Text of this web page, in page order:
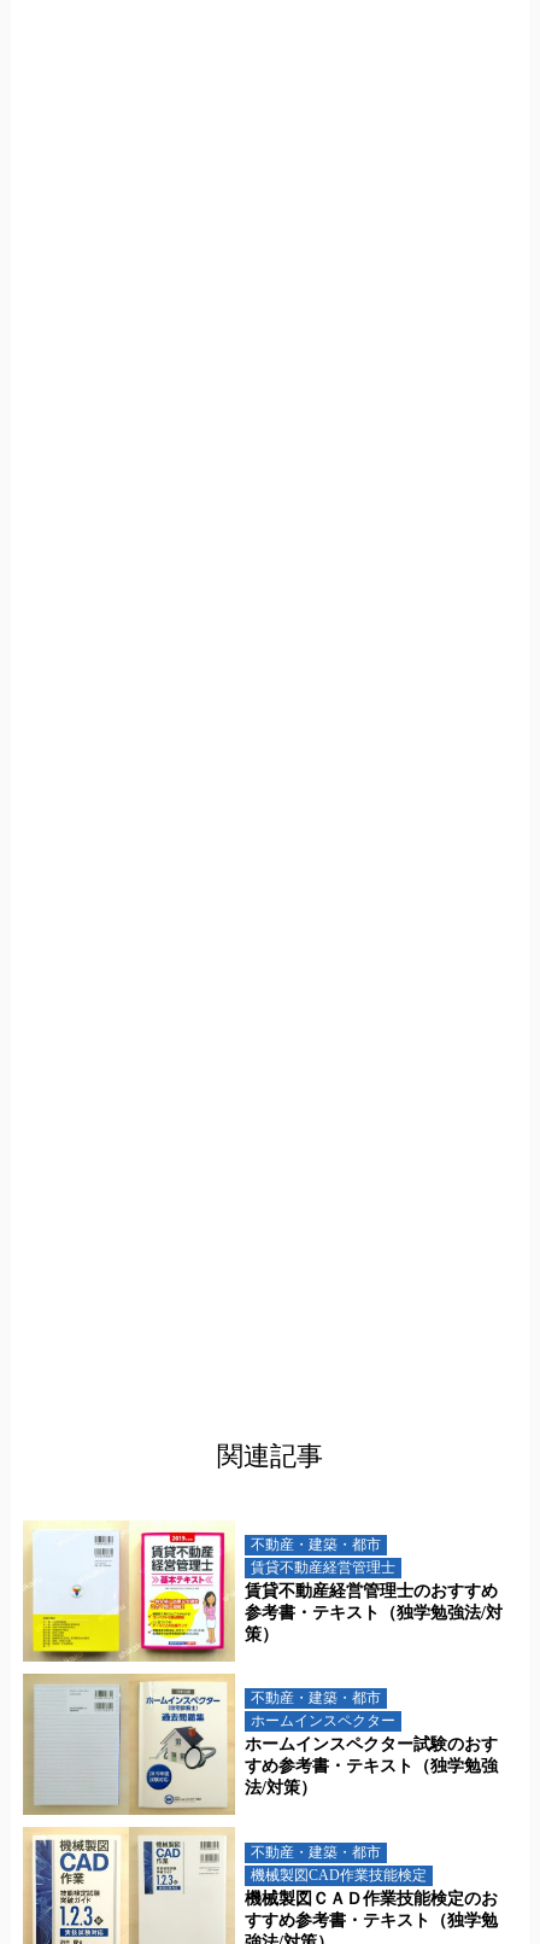
関連記事
不動産・建築・都市
賃貸不動産経営管理士
賃貸不動産経営管理士のおすすめ
参考書・テキスト（独学勉強法/対
策）
不動産・建築・都市
ホームインスペクター
ホームインスペクター試験のおす
すめ参考書・テキスト（独学勉強
法/対策）
不動産・建築・都市
機械製図CAD作業技能検定
機械製図ＣＡＤ作業技能検定のお
すすめ参考書・テキスト（独学勉